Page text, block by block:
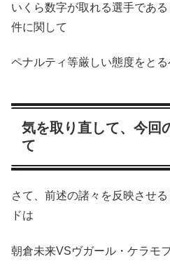
いくら数字が取れる選手であ
件に関して
ペナルティ等厳しい態度をとる
気を取り直して、今回
て
さて、前述の諸々を反映させ
ドは
朝倉未来VSヴガール・ケラモフ